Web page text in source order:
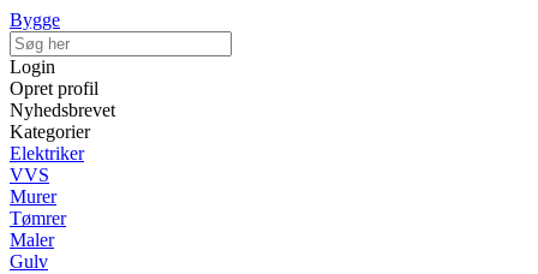
Bygge
Login
Opret profil
Nyhedsbrevet
Kategorier
Elektriker
VVS
Murer
Tømrer
Maler
Gulv